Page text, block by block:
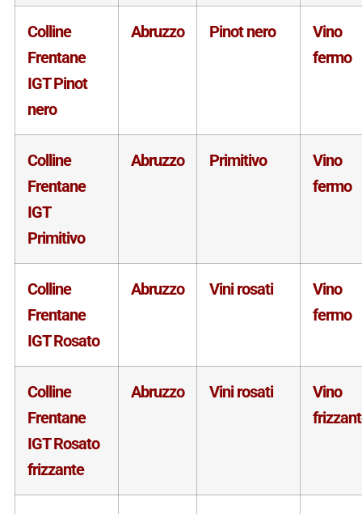
Colline
Frentane
IGT Pinot
nero
Abruzzo Pinot nero
Vino
fermo
Colline
Frentane
IGT
Primitivo
Abruzzo Primitivo
Vino
fermo
Colline
Frentane
IGT Rosato
Abruzzo Vini rosati
Vino
fermo
Colline
Frentane
IGT Rosato
frizzante
Abruzzo Vini rosati
Vino